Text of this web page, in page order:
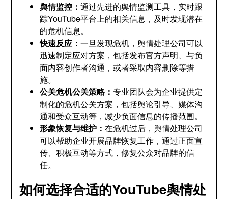
舆情监控：通过先进的舆情监测工具，实时跟
踪YouTube平台上的相关信息，及时发现潜在
的危机信息。
快速反应：一旦发现危机，舆情处理公司可以
迅速制定应对方案，包括发布官方声明、与负
面内容创作者沟通，或者采取内容删除等措
施。
公关危机公关策略：专业团队会为企业提供定
制化的危机公关方案，包括舆论引导、媒体沟
通和受众互动等，减少负面信息的传播范围。
形象恢复与维护：在危机过后，舆情处理公司
可以帮助企业开展品牌恢复工作，通过正面宣
传、积极互动等方式，修复公众对品牌的信
任。
如何选择合适的YouTube舆情处